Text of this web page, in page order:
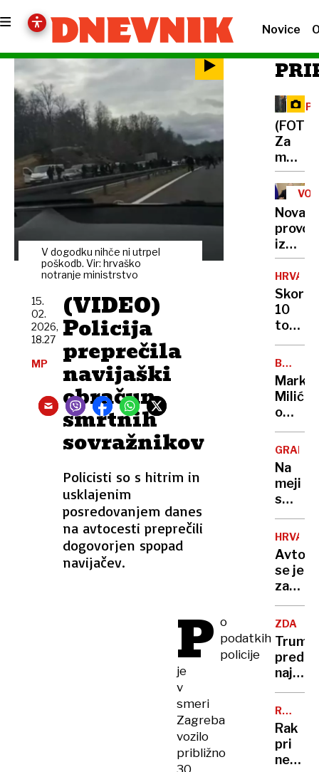
Novice
V dogodku nihče ni utrpel
poškodb. Vir: hrvaško
notranje ministrstvo
(VIDEO)
Policija
preprečila
navijaški
obračun
smrtnih
sovražnikov
Policisti so s hitrim in
usklajenim
posredovanjem danes
na avtocesti preprečili
dogovorjen spopad
navijačev.
15.
02.
2026,
18.27
MP
P o
podatkih
policije
je
v
smeri
Zagreba
vozilo
približno
30
(FOTO)
Za
v
dan
v
družbi
zveri
Nova
iz
Putin
Evropo
z
usodi
Skoraj
10
ton
pršuta
bo
romalo
v
lastnik
ni
imel
niti
enega
BREZ
DLAKE
NA
JEZIKU
Marko
Milić
o
ki ga
je
stala
NBA-
da
sem
to
storil«
Na
meji
s
pozabil
ženo
in
proti
sem,
da
se
se je
na
rampi
potniki
so
ga
tresli
in
ZDA
Trump
pred
so
nizke
SIN
Rak
pri